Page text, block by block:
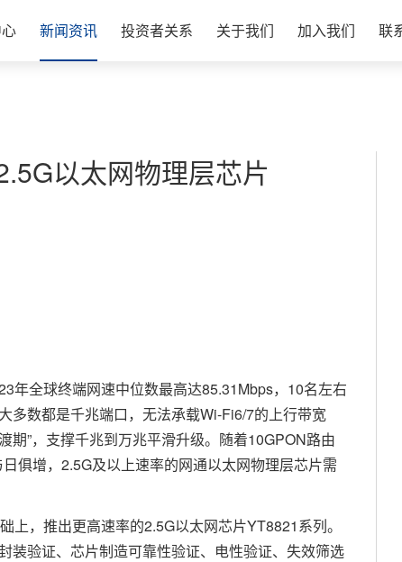
新闻资讯 投资者关系 关于我们 加入我们 联
以太网物理层芯片
年全球终端网速中位数最高达85.31Mbps，10名左右
多数都是千兆端口，无法承载Wi-Fi6/7的上行带宽
期”，支撑千兆到万兆平滑升级。随着10GPON路由
俱增，2.5G及以上速率的网通以太网物理层芯片需
，推出更高速率的2.5G以太网芯片YT8821系列。
装验证、芯片制造可靠性验证、电性验证、失效筛选